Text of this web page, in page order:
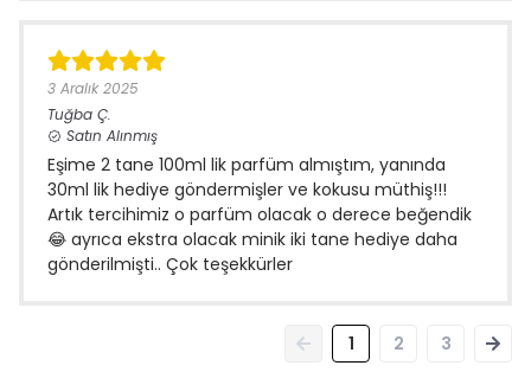
3 Aralık 2025
Tuğba Ç.
Satın Alınmış
Eşime 2 tane 100ml lik parfüm almıştım, yanında
30ml lik hediye göndermişler ve kokusu müthiş!!!
Artık tercihimiz o parfüm olacak o derece beğendik
😂 ayrıca ekstra olacak minik iki tane hediye daha
gönderilmişti.. Çok teşekkürler
1 2 3